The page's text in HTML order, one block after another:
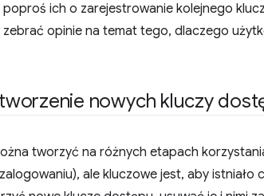
ich o zarejestrowanie kolejnego
opinie na temat tego, dlaczego
nowych kluczy
tworzyć na różnych etapach
ale kluczowe jest, aby istniało